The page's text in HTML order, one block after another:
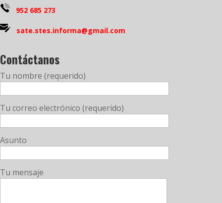
952 685 273
sate.stes.informa@gmail.com
Contáctanos
Tu nombre (requerido)
Tu correo electrónico (requerido)
Asunto
Tu mensaje